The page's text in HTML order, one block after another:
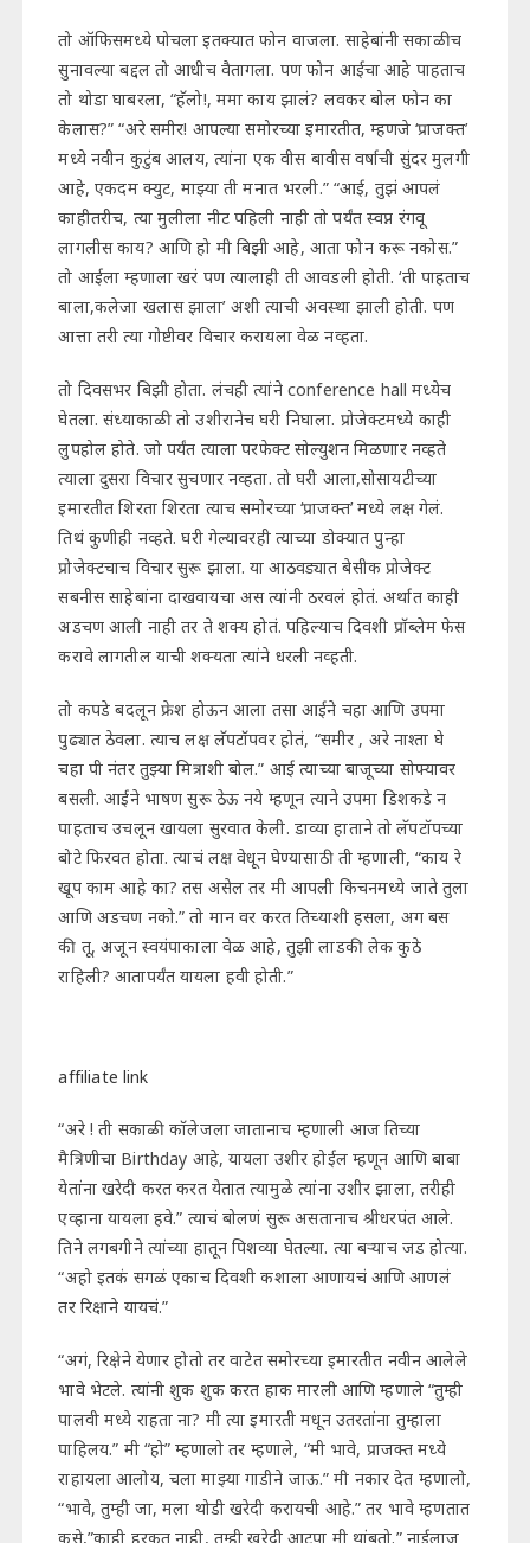
तो ऑफिसमध्ये पोचला इतक्यात फोन वाजला. साहेबांनी सकाळीच
सुनावल्या बद्दल तो आधीच वैतागला. पण फोन आईचा आहे पाहताच
तो थोडा घाबरला, “हॅलो!, ममा काय झालं? लवकर बोल फोन का
केलास?” “अरे समीर! आपल्या समोरच्या इमारतीत, म्हणजे ‘प्राजक्त’
मध्ये नवीन कुटुंब आलय, त्यांना एक वीस बावीस वर्षाची सुंदर मुलगी
आहे, एकदम क्युट, माझ्या ती मनात भरली.” “आई, तुझं आपलं
काहीतरीच, त्या मुलीला नीट पहिली नाही तो पर्यंत स्वप्न रंगवू
लागलीस काय? आणि हो मी बिझी आहे, आता फोन करू नकोस.”
तो आईला म्हणाला खरं पण त्यालाही ती आवडली होती. ‘ती पाहताच
बाला,कलेजा खलास झाला’ अशी त्याची अवस्था झाली होती. पण
आत्ता तरी त्या गोष्टीवर विचार करायला वेळ नव्हता.
तो दिवसभर बिझी होता. लंचही त्यांने conference hall मध्येच
घेतला. संध्याकाळी तो उशीरानेच घरी निघाला. प्रोजेक्टमध्ये काही
लुपहोल होते. जो पर्यंत त्याला परफेक्ट सोल्युशन मिळणार नव्हते
त्याला दुसरा विचार सुचणार नव्हता. तो घरी आला,सोसायटीच्या
इमारतीत शिरता शिरता त्याच समोरच्या ‘प्राजक्त’ मध्ये लक्ष गेलं.
तिथं कुणीही नव्हते. घरी गेल्यावरही त्याच्या डोक्यात पुन्हा
प्रोजेक्टचाच विचार सुरू झाला. या आठवड्यात बेसीक प्रोजेक्ट
सबनीस साहेबांना दाखवायचा अस त्यांनी ठरवलं होतं. अर्थात काही
अडचण आली नाही तर ते शक्य होतं. पहिल्याच दिवशी प्रॉब्लेम फेस
करावे लागतील याची शक्यता त्यांने धरली नव्हती.
तो कपडे बदलून फ्रेश होऊन आला तसा आईने चहा आणि उपमा
पुढ्यात ठेवला. त्याच लक्ष लॅपटॉपवर होतं, “समीर , अरे नाश्ता घे
चहा पी नंतर तुझ्या मित्राशी बोल.” आई त्याच्या बाजूच्या सोफ्यावर
बसली. आईने भाषण सुरू ठेऊ नये म्हणून त्याने उपमा डिशकडे न
पाहताच उचलून खायला सुरवात केली. डाव्या हाताने तो लॅपटॉपच्या
बोटे फिरवत होता. त्याचं लक्ष वेधून घेण्यासाठी ती म्हणाली, “काय रे
खूप काम आहे का? तस असेल तर मी आपली किचनमध्ये जाते तुला
आणि अडचण नको.” तो मान वर करत तिच्याशी हसला, अग बस
की तू, अजून स्वयंपाकाला वेळ आहे, तुझी लाडकी लेक कुठे
राहिली? आतापर्यंत यायला हवी होती.”
affiliate link
“अरे ! ती सकाळी कॉलेजला जातानाच म्हणाली आज तिच्या
मैत्रिणीचा Birthday आहे, यायला उशीर होईल म्हणून आणि बाबा
येतांना खरेदी करत करत येतात त्यामुळे त्यांना उशीर झाला, तरीही
एव्हाना यायला हवे.” त्याचं बोलणं सुरू असतानाच श्रीधरपंत आले.
तिने लगबगीने त्यांच्या हातून पिशव्या घेतल्या. त्या बऱ्याच जड होत्या.
“अहो इतकं सगळं एकाच दिवशी कशाला आणायचं आणि आणलं
तर रिक्षाने यायचं.”
“अगं, रिक्षेने येणार होतो तर वाटेत समोरच्या इमारतीत नवीन आलेले
भावे भेटले. त्यांनी शुक शुक करत हाक मारली आणि म्हणाले “तुम्ही
पालवी मध्ये राहता ना? मी त्या इमारती मधून उतरतांना तुम्हाला
पाहिलय.” मी “हो” म्हणालो तर म्हणाले, “मी भावे, प्राजक्त मध्ये
राहायला आलोय, चला माझ्या गाडीने जाऊ.” मी नकार देत म्हणालो,
“भावे, तुम्ही जा, मला थोडी खरेदी करायची आहे.” तर भावे म्हणतात
कसे,”काही हरकत नाही, तुम्ही खरेदी आटपा मी थांबतो.” नाईलाज